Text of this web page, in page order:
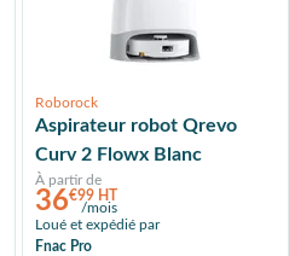
Roborock
Aspirateur robot Qrevo
Curv 2 Flowx Blanc
À partir de
36€99 HT
/mois
Loué et expédié par
Fnac Pro